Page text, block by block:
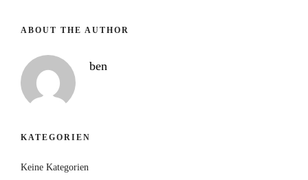
ABOUT THE AUTHOR
ben
KATEGORIEN
Keine Kategorien